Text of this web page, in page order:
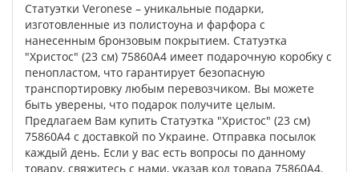
Статуэтки Veronese – уникальные подарки,
изготовленные из полистоуна и фарфора с
нанесенным бронзовым покрытием. Статуэтка
"Христос" (23 см) 75860A4 имеет подарочную коробку с
пенопластом, что гарантирует безопасную
транспортировку любым перевозчиком. Вы можете
быть уверены, что подарок получите целым.
Предлагаем Вам купить Статуэтка "Христос" (23 см)
75860A4 с доставкой по Украине. Отправка посылок
каждый день. Если у вас есть вопросы по данному
товару, свяжитесь с нами, указав код товара 75860A4.